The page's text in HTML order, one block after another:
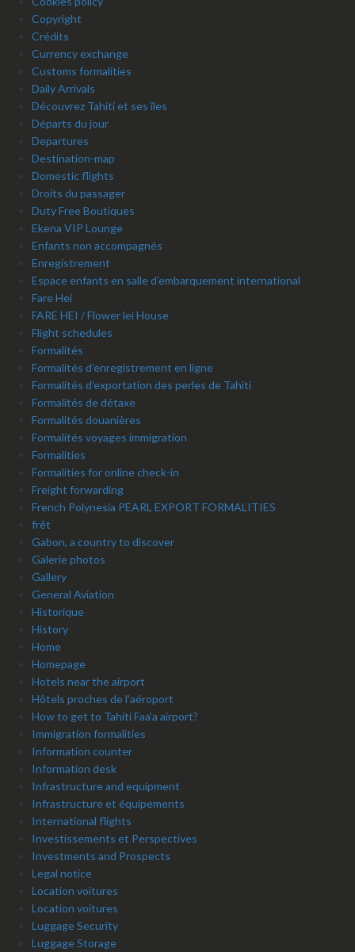
Copyright
Crédits
Currency exchange
Customs formalities
Daily Arrivals
Découvrez Tahiti et ses îles
Départs du jour
Departures
Destination-map
Domestic flights
Droits du passager
Duty Free Boutiques
Ekena VIP Lounge
Enfants non accompagnés
Enregistrement
Espace enfants en salle d’embarquement international
Fare Hei
FARE HEI / Flower lei House
Flight schedules
Formalités
Formalités d’enregistrement en ligne
Formalités d’exportation des perles de Tahiti
Formalités de détaxe
Formalités douanières
Formalités voyages immigration
Formalities
Formalities for online check-in
Freight forwarding
French Polynesia PEARL EXPORT FORMALITIES
frêt
Gabon, a country to discover
Galerie photos
Gallery
General Aviation
Historique
History
Home
Homepage
Hotels near the airport
Hôtels proches de l’aéroport
How to get to Tahiti Faa’a airport?
Immigration formalities
Information counter
Information desk
Infrastructure and equipment
Infrastructure et équipements
International flights
Investissements et Perspectives
Investments and Prospects
Legal notice
Location voitures
Location voitures
Luggage Security
Luggage Storage